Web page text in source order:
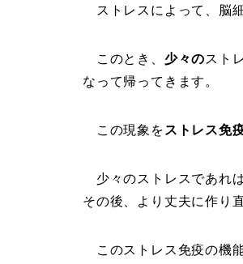
ストレスによって、脳
このとき、 少々のスト
なって帰ってきます。
この現象を ストレス免
少々のストレスであれ
その後、より丈夫に作り
このストレス免疫の機